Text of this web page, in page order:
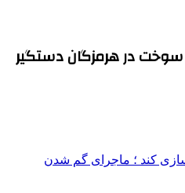
در هرمزگان دستگیر